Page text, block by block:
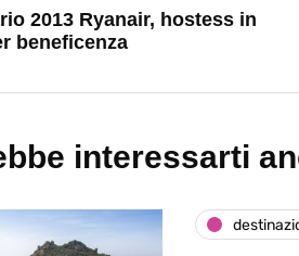
2013 Ryanair, hostess in
beneficenza
interessarti